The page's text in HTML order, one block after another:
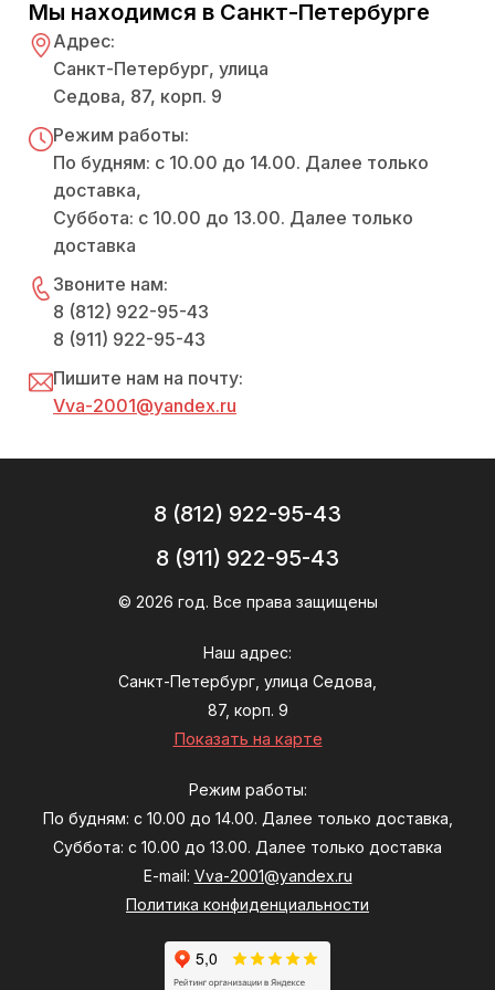
Мы находимся в Санкт-Петербурге
Адрес:
Санкт-Петербург, улица
Седова, 87, корп. 9
Режим работы:
По будням: с 10.00 до 14.00. Далее только
доставка,
Суббота: с 10.00 до 13.00. Далее только
доставка
Звоните нам:
8 (812) 922-95-43
8 (911) 922-95-43
Пишите нам на почту:
Vva-2001@yandex.ru
8 (812) 922-95-43
8 (911) 922-95-43
© 2026 год. Все права защищены
Наш адрес:
Санкт-Петербург, улица Седова,
87, корп. 9
Показать на карте
Режим работы:
По будням: с 10.00 до 14.00. Далее только доставка,
Суббота: с 10.00 до 13.00. Далее только доставка
E-mail: Vva-2001@yandex.ru
Политика конфиденциальности